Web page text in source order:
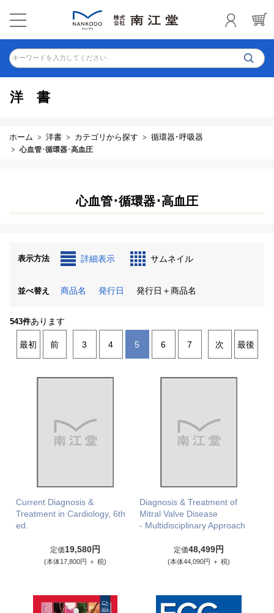
キーワードを入力してください
洋書
ホーム 洋書 カテゴリから探す 循環器･呼吸器
心血管･循環器･高血圧
心血管･循環器･高血圧
表示方法 詳細表示 サムネイル
並べ替え 商品名 発行日 発行日＋商品名
543件あります
最初 前 3 4 5 6 7 次 最後
Current Diagnosis &
Treatment in Cardiology, 6th
ed.
定価19,580円
(本体17,800円 ＋ 税)
Diagnosis & Treatment of
Mitral Valve Disease
- Multidisciplinary Approach
定価48,499円
(本体44,090円 ＋ 税)